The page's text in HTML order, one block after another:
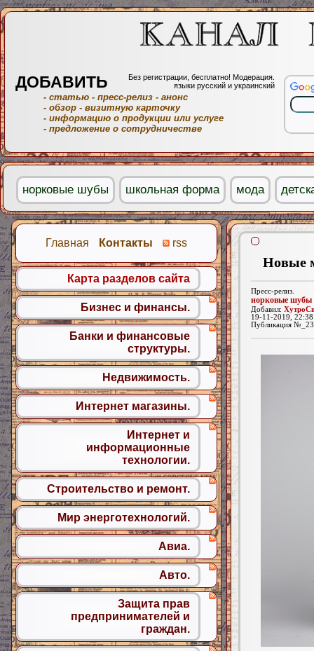
Новые
Пресс-релиз.
норковые шубы
Добавил:
19-11-2019,
Публикация
Главная Контакты rss
Карта разделов сайта
Бизнес и финансы.
Банки и финансовые
структуры.
Недвижимость.
Интернет магазины.
Интернет и
информационные
технологии.
Строительство и ремонт.
Мир энерготехнологий.
Авиа.
Авто.
Защита прав
предпринимателей и
граждан.
ДОБАВИТЬ
Без регистрации, бесплатно! Модерация.
языки русский и украинский
- статью - пресс-релиз - анонс
- обзор - визитную карточку
- информацию о продукции или услуге
- предложение о сотрудничестве
норковые шубы школьная форма мода